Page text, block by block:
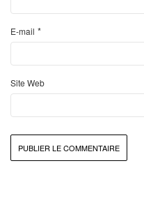
E-mail *
Site Web